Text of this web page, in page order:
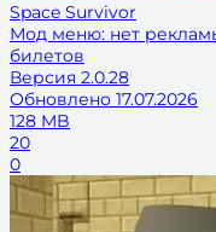
Space Survivor
Мод меню: нет
билетов
Версия 2.0.28
Обновлено 17.07.2026
128 MB
20
0